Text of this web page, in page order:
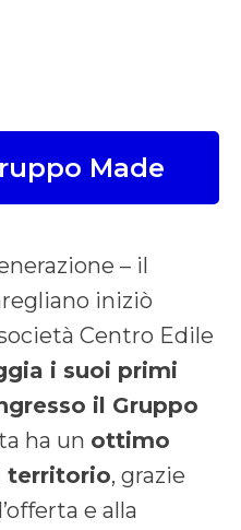
Made
– il
iniziò
Centro Edile
i suoi primi
il Gruppo
ha un ottimo
territorio, grazie
e alla